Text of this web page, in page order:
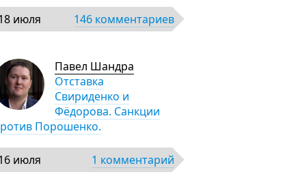
июля 146 комментариев
Павел Шандра
Отставка
Свириденко и
Фёдорова. Санкции
Порошенко.
июля 1 комментарий